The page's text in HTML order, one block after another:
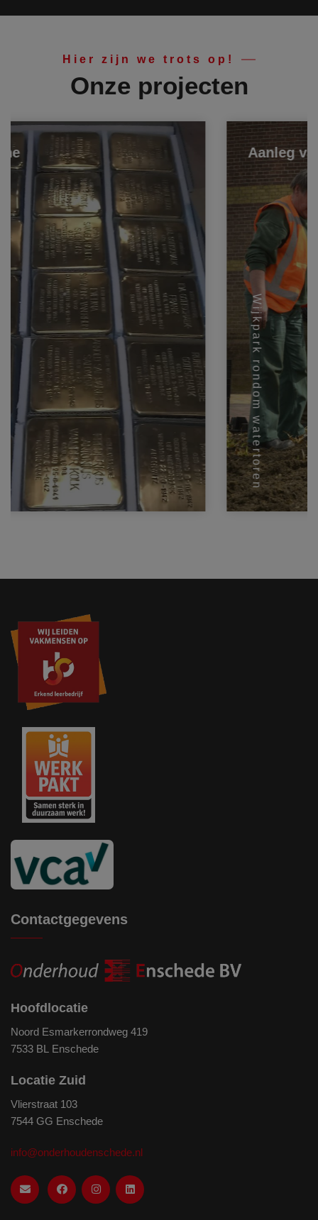
Hier zijn we trots op!
Onze projecten
Wijkpark rondom watertoren
Aanleg van Wijkpark
Contactgegevens
Hoofdlocatie
Noord Esmarkerrondweg 419
7533 BL Enschede
Locatie Zuid
Vlierstraat 103
7544 GG Enschede
info@onderhoudenschede.nl